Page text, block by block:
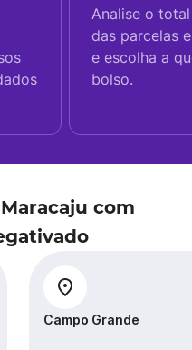
Analise o
das parcelas
e escolha a
bolso.
com
Campo Grande